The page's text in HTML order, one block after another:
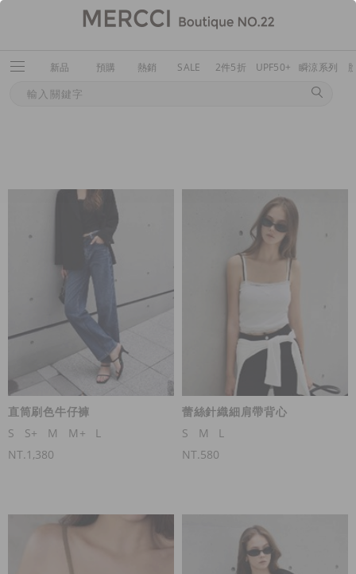
新品 預購 熱銷 SALE 2件5折 UPF50+ 瞬涼系列
直筒刷色牛仔褲
S
S+ M M+
L
NT.1,380
蕾絲針織細肩帶背心
S
M
L
NT.580